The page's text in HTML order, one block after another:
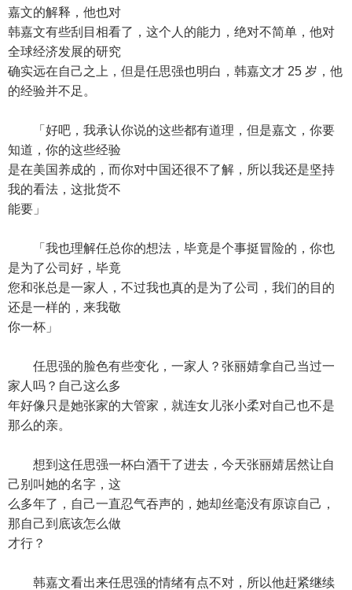
嘉文的解释，他也对
韩嘉文有些刮目相看了，这个人的能力，绝对不简单，他对
全球经济发展的研究
确实远在自己之上，但是任思强也明白，韩嘉文才 25 岁，他
的经验并不足。
「好吧，我承认你说的这些都有道理，但是嘉文，你要
知道，你的这些经验
是在美国养成的，而你对中国还很不了解，所以我还是坚持
我的看法，这批货不
能要」
「我也理解任总你的想法，毕竟是个事挺冒险的，你也
是为了公司好，毕竟
您和张总是一家人，不过我也真的是为了公司，我们的目的
还是一样的，来我敬
你一杯」
任思强的脸色有些变化，一家人？张丽婧拿自己当过一
家人吗？自己这么多
年好像只是她张家的大管家，就连女儿张小柔对自己也不是
那么的亲。
想到这任思强一杯白酒干了进去，今天张丽婧居然让自
己别叫她的名字，这
么多年了，自己一直忍气吞声的，她却丝毫没有原谅自己，
那自己到底该怎么做
才行？
韩嘉文看出来任思强的情绪有点不对，所以他赶紧继续